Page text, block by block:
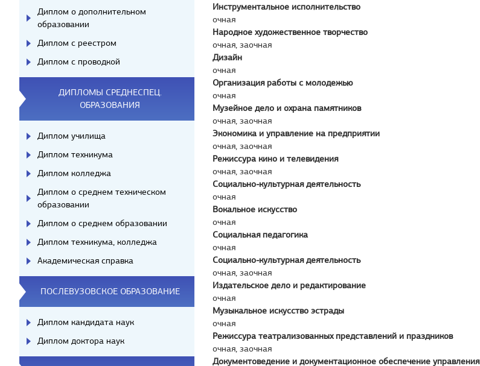
Инструментальное исполнительство
очная
Народное художественное творчество
очная, заочная
Дизайн
очная
Организация работы с молодежью
очная
Музейное дело и охрана памятников
очная, заочная
Экономика и управление на предприятии
очная, заочная
Режиссура кино и телевидения
очная, заочная
Социально-культурная деятельность
очная
Вокальное искусство
очная
Социальная педагогика
очная
Социально-культурная деятельность
очная, заочная
Издательское дело и редактирование
очная
Музыкальное искусство эстрады
очная
Режиссура театрализованных представлений и праздников
очная, заочная
Документоведение и документационное обеспечение управления
Диплом о дополнительном
образовании
Диплом с реестром
Диплом с проводкой
ДИПЛОМЫ СРЕДНЕСПЕЦ.
ОБРАЗОВАНИЯ
Диплом училища
Диплом техникума
Диплом колледжа
Диплом о среднем техническом
образовании
Диплом о среднем образовании
Диплом техникума, колледжа
Академическая справка
ПОСЛЕВУЗОВСКОЕ ОБРАЗОВАНИЕ
Диплом кандидата наук
Диплом доктора наук